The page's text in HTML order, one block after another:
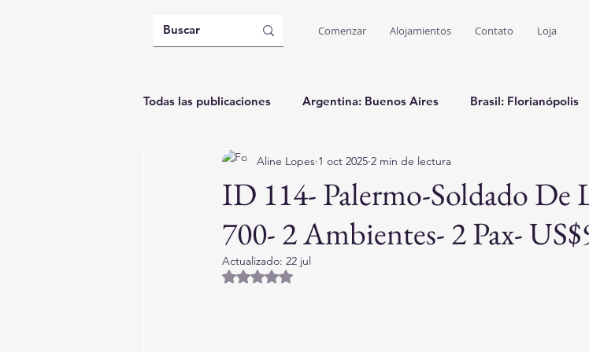
Comenzar Alojamientos Contato Loja
Todas las publicaciones Argentina: Buenos Aires Brasil: Florianópolis
Brasil: Governador Celso Ramos Brasil: Bombinhas
ID 114- Palermo-Soldado De
700- 2 Ambientes- 2 Pax-
Aline Lopes 1 oct 2025 2 min de lectura
Actualizado: 22 jul
Obtuvo NaN de 5 estrellas.